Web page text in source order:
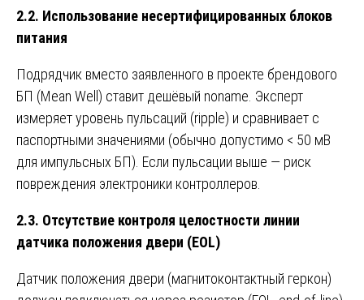
2.2. Использование несертифицированных блоков
питания
Подрядчик вместо заявленного в проекте брендового
БП (Mean Well) ставит дешёвый noname. Эксперт
измеряет уровень пульсаций (ripple) и сравнивает с
паспортными значениями (обычно допустимо < 50 мВ
для импульсных БП). Если пульсации выше — риск
повреждения электроники контроллеров.
2.3. Отсутствие контроля целостности линии
датчика положения двери (EOL)
Датчик положения двери (магнитоконтактный геркон)